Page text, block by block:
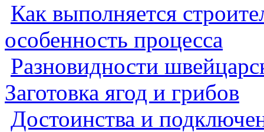
Как выполняется
особенность процесса
Разновидности
Заготовка ягод и грибов
Достоинства и